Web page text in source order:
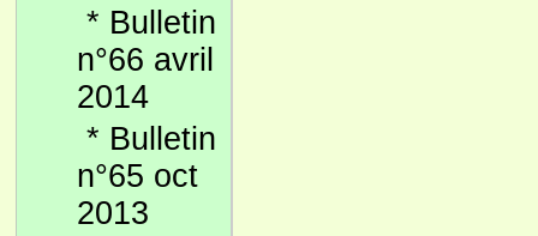
* Bulletin
n°66 avril
2014
* Bulletin
n°65 oct
2013